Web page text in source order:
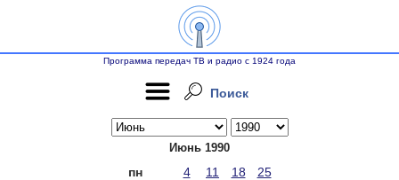
Программа передач ТВ и радио с 1924 года
Поиск
Июнь 1990
пн 4 11 18
25